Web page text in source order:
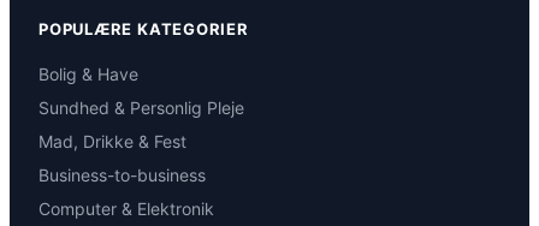
POPULÆRE KATEGORIER
Bolig & Have
Sundhed & Personlig Pleje
Mad, Drikke & Fest
Business-to-business
Computer & Elektronik